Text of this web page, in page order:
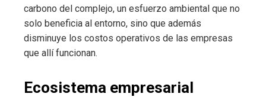
carbono del complejo, un esfuerzo ambiental que no
solo beneficia al entorno, sino que además
disminuye los costos operativos de las empresas
que allí funcionan.
Ecosistema empresarial